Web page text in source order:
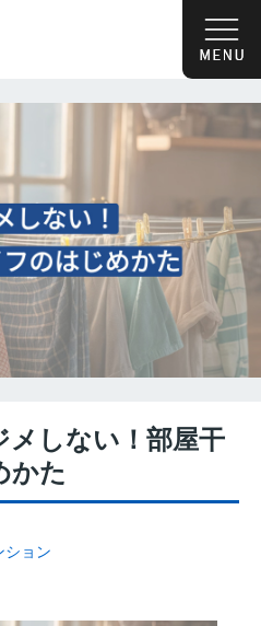
メしない！部屋干
かた
ション